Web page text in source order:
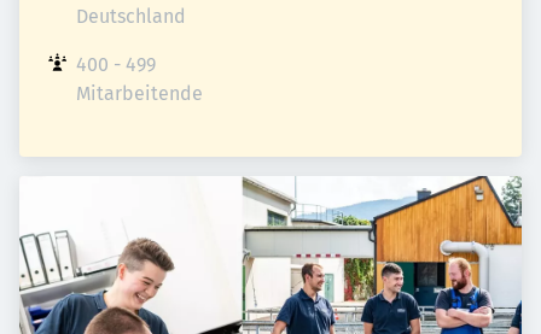
Deutschland
400 - 499
Mitarbeitende